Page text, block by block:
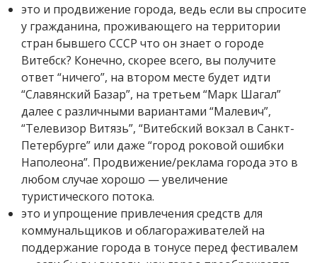
это и продвижение города, ведь если вы спросите
у гражданина, проживающего на территории
стран бывшего СССР что он знает о городе
Витебск? Конечно, скорее всего, вы получите
ответ “ничего”, на втором месте будет идти
“Славянский Базар”, на третьем “Марк Шагал”
далее с различными вариантами “Малевич”,
“Телевизор Витязь”, “Витебский вокзал в Санкт-
Петербурге” или даже “город роковой ошибки
Наполеона”. Продвижение/реклама города это в
любом случае хорошо — увеличение
туристического потока.
это и упрощение привлечения средств для
коммунальщиков и облагораживателей на
поддержание города в тонусе перед фестивалем